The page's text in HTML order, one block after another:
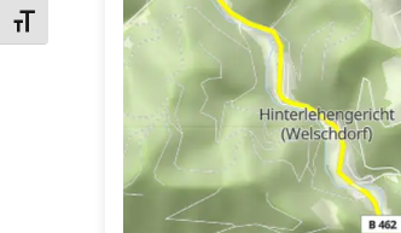
Schrift vergrößern